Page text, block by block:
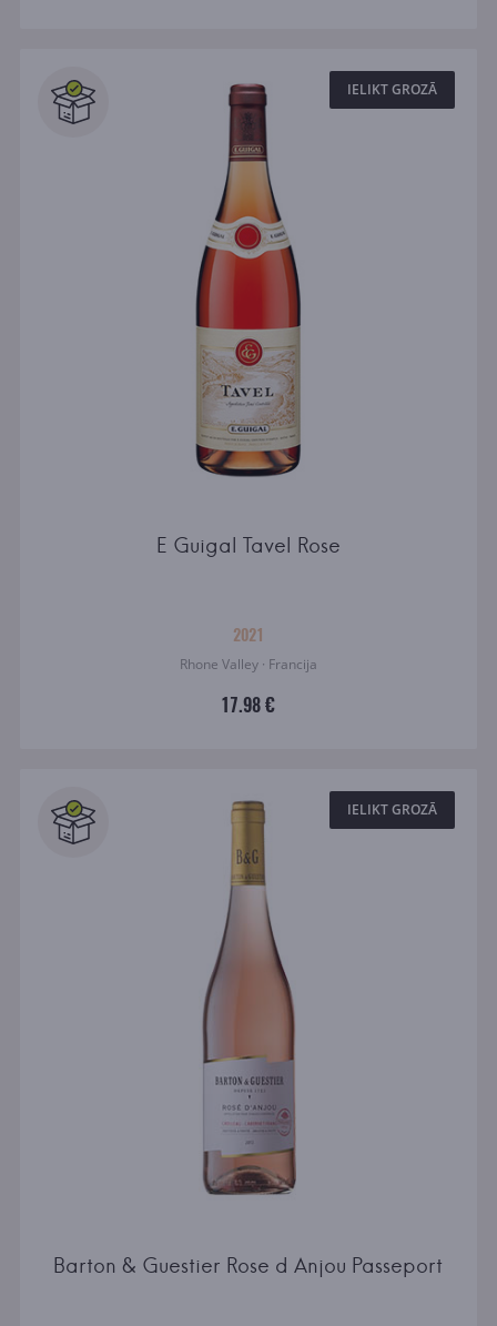
IELIKT GROZĀ
E Guigal Tavel Rose
2021
Rhone Valley · Francija
17.98 €
IELIKT GROZĀ
Barton & Guestier Rose d Anjou Passeport